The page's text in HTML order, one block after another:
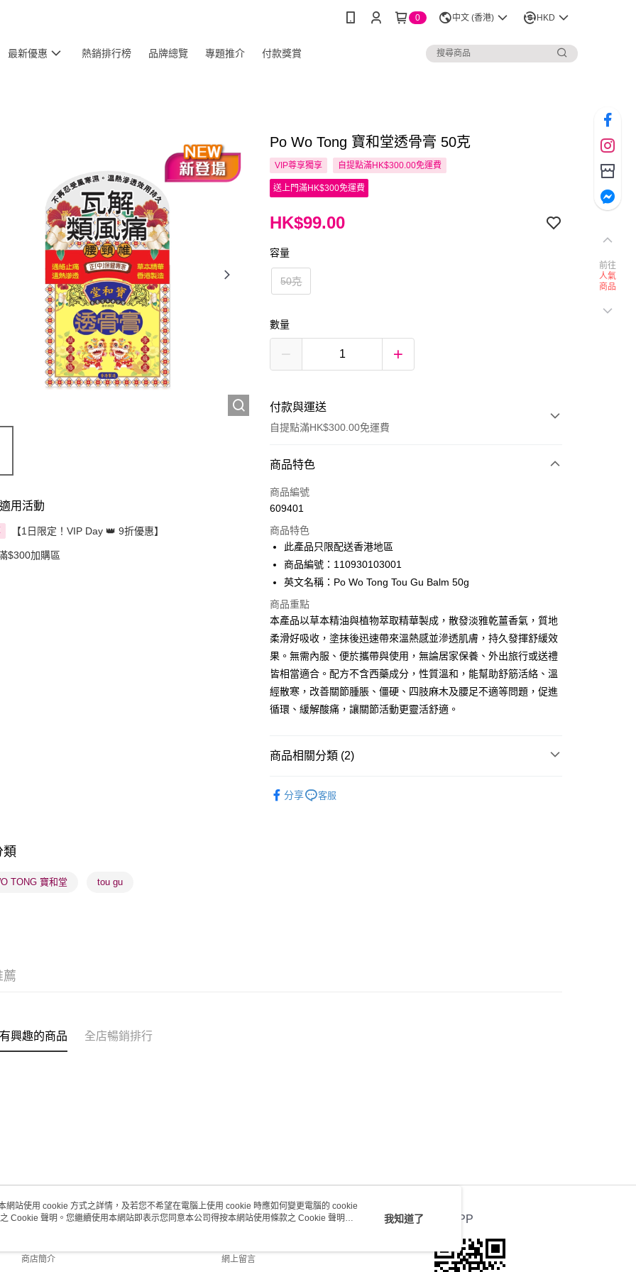
0 中文 (香港) HKD
最新優惠 熱銷排行榜 品牌總覽 專題推介 付款獎賞
用活動
【1日限定！VIP Day 👑 9折優惠】
$300加購區
Po Wo Tong 寶和堂透骨膏 50克
VIP尊享獨享 自提點滿HK$300.00免運費
送上門滿HK$300免運費
HK$99.00
容量
50克
數量
付款與運送
自提點滿HK$300.00免運費
付款方式
信用卡
AlipayHK
PayMe
BoC Pay
送貨方式
順豐自助櫃 - 確認發貨後1-3個工作天送達
每筆HK$65.00，滿HK$300.00或以上免運費
每筆HK$65.00，滿HK$300.00或以上免運費
物流公司進行物流配送
商品特色
商品編號
609401
商品特色
此產品只限配送香港地區
商品編號：110930103001
英文名稱：Po Wo Tong Tou Gu Balm 50g
商品重點
本產品以草本精油與植物萃取精華製成，散發淡雅乾薑香氣，質地
柔滑好吸收，塗抹後迅速帶來溫熱感並滲透肌膚，持久發揮舒緩效
果。無需內服、便於攜帶與使用，無論居家保養、外出旅行或送禮
皆相當適合。配方不含西藥成分，性質溫和，能幫助舒筋活絡、溫
經散寒，改善關節腫脹、僵硬、四肢麻木及腰足不適等問題，促進
循環、緩解酸痛，讓關節活動更靈活舒適。
商品相關分類 (2)
分享 客服
類
TONG 寶和堂 tou gu
薦
興趣的商品 全店暢銷排行
關於我們
商店簡介
客戶服務
網上留言
官方APP
前往
人氣
商品
網站使用 cookie 方式之詳情，及若您不希望在電腦上使用 cookie 時應如何變更電腦的 cookie
之 Cookie 聲明。您繼續使用本網站即表示您同意本公司得按本網站使用條款之 Cookie 聲明使
我知道了